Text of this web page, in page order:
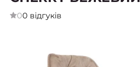
00 відгуків